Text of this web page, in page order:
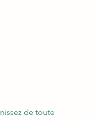
de toute